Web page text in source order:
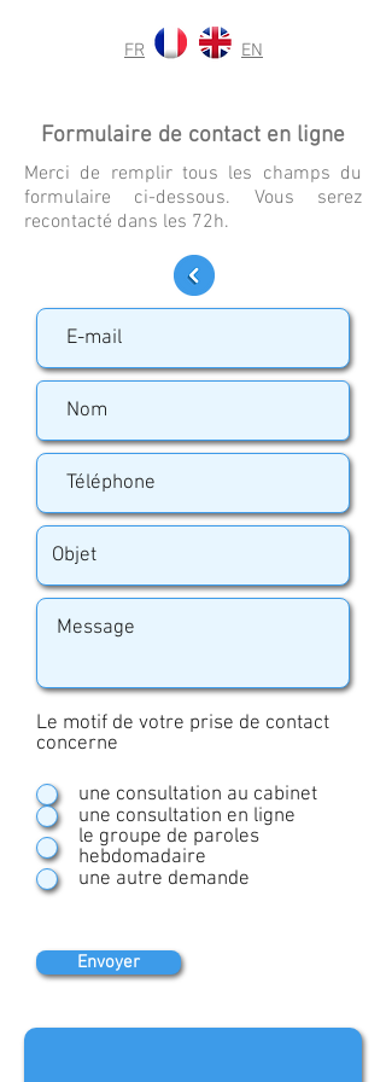
FR EN
Formulaire de contact en ligne
Merci de remplir tous les champs du
formulaire ci-dessous. Vous serez
recontacté dans les 72h.
Le motif de votre prise de contact
concerne
une consultation au cabinet
une consultation en ligne
le groupe de paroles
hebdomadaire
une autre demande
Envoyer